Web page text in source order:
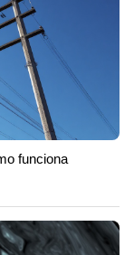
funciona